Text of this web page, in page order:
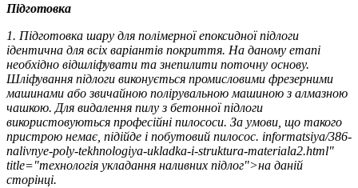
Підготовка
1. Підготовка шару для полімерної епоксидної підлоги
ідентична для всіх варіантів покриття. На даному етапі
необхідно відшліфувати та знепилити поточну основу.
Шліфування підлоги виконується промисловими фрезерними
машинами або звичайною полірувальною машиною з алмазною
чашкою. Для видалення пилу з бетонної підлоги
використовуються професійні пилососи. За умови, що такого
пристрою немає, підійде і побутовий пилосос. informatsiya/386-
nalivnye-poly-tekhnologiya-ukladka-i-struktura-materiala2.html"
title="технологія укладання наливних підлог">на даній
сторінці.